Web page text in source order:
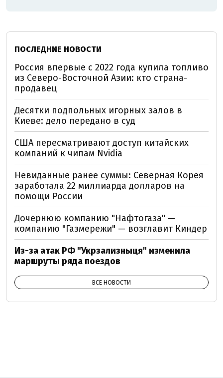
ПОСЛЕДНИЕ НОВОСТИ
Россия впервые с 2022 года купила топливо
из Северо-Восточной Азии: кто страна-
продавец
Десятки подпольных игорных залов в
Киеве: дело передано в суд
США пересматривают доступ китайских
компаний к чипам Nvidia
Невиданные ранее суммы: Северная Корея
заработала 22 миллиарда долларов на
помощи России
Дочернюю компанию "Нафтогаза" —
компанию "Газмережи" — возглавит Киндер
Из-за атак РФ "Укрзализныця" изменила
маршруты ряда поездов
ВСЕ НОВОСТИ